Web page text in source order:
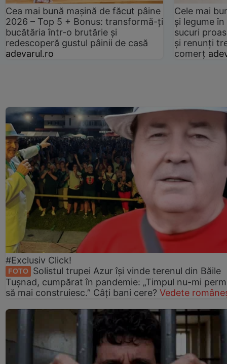
Cea mai bună mașină de făcut pâine
2026 – Top 5 + Bonus: transformă-ți
bucătăria într-o brutărie și
redescoperă gustul pâinii de casă
adevarul.ro
Cele mai
și legume
sucuri
și renunți
comerț
#Exclusiv Click!
FOTO
Solistul trupei Azur își vinde terenul din Băile
Tușnad, cumpărat în pandemie: „Timpul nu-mi
să mai construiesc.” Câți bani cere? Vedete